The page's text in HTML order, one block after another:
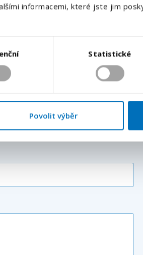
informacemi, které jste jim
Statistické
Povolit výběr
hodin s podrobnostmi.
sezpracováním osobních údajů.
Odeslat